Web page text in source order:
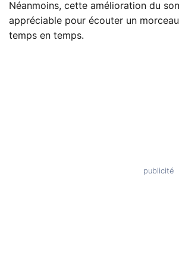
Néanmoins, cette amélioration du
appréciable pour écouter un
temps en temps.